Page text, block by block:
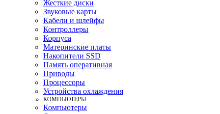
Жесткие диски
Звуковые карты
Кабели и шлейфы
Контроллеры
Корпуса
Материнские платы
Накопители SSD
Память оперативная
Приводы
Процессоры
Устройства охлаждения
КОМПЬЮТЕРЫ
Компьютеры